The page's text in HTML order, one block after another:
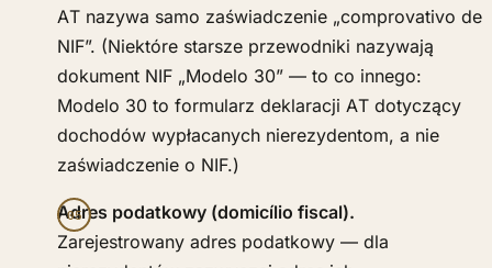
AT nazywa samo zaświadczenie „comprovativo de
NIF”. (Niektóre starsze przewodniki nazywają
dokument NIF „Modelo 30” — to co innego:
Modelo 30 to formularz deklaracji AT dotyczący
dochodów wypłacanych nierezydentom, a nie
zaświadczenie o NIF.)
Adres podatkowy (domicílio fiscal).
Zarejestrowany adres podatkowy — dla